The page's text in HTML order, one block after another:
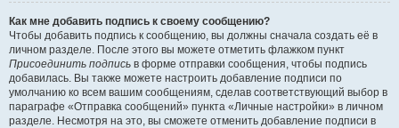
Как мне добавить подпись к своему сообщению?
Чтобы добавить подпись к сообщению, вы должны сначала создать её в
личном разделе. После этого вы можете отметить флажком пункт
Присоединить подпись в форме отправки сообщения, чтобы подпись
добавилась. Вы также можете настроить добавление подписи по
умолчанию ко всем вашим сообщениям, сделав соответствующий выбор в
параграфе «Отправка сообщений» пункта «Личные настройки» в личном
разделе. Несмотря на это, вы сможете отменить добавление подписи в